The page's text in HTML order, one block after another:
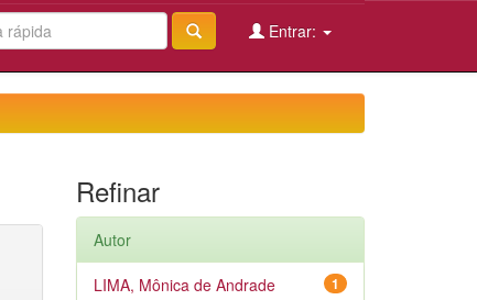
Entrar:
Refinar
Autor
1
LIMA, Mônica de Andrade